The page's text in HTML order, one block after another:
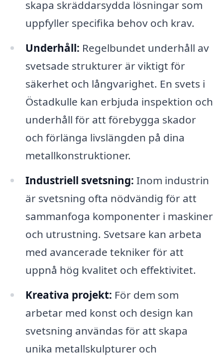
skapa skräddarsydda lösningar som
uppfyller specifika behov och krav.
Underhåll: Regelbundet underhåll av
svetsade strukturer är viktigt för
säkerhet och långvarighet. En svets i
Östadkulle kan erbjuda inspektion och
underhåll för att förebygga skador
och förlänga livslängden på dina
metallkonstruktioner.
Industriell svetsning: Inom industrin
är svetsning ofta nödvändig för att
sammanfoga komponenter i maskiner
och utrustning. Svetsare kan arbeta
med avancerade tekniker för att
uppnå hög kvalitet och effektivitet.
Kreativa projekt: För dem som
arbetar med konst och design kan
svetsning användas för att skapa
unika metallskulpturer och